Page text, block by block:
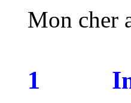
Mon cher
1